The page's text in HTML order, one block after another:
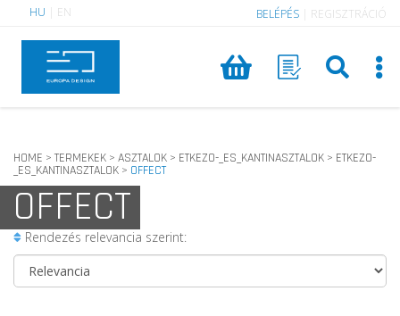
HU EN BELÉPÉS REGISZTRÁCIÓ
HOME > TERMEKEK > ASZTALOK > ETKEZO-_ES_KANTINASZTALOK > ETKEZO-
_ES_KANTINASZTALOK > OFFECT
OFFECT
Rendezés relevancia szerint: